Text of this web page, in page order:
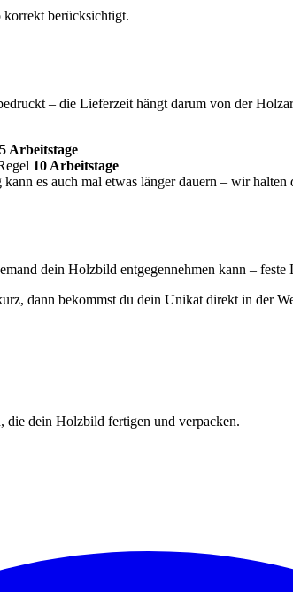
korrekt berücksichtigt.
– die Lieferzeit hängt darum von der
5 Arbeitstage
10 Arbeitstage
es auch mal etwas länger dauern – wir
dein Holzbild entgegennehmen kann –
dann bekommst du dein Unikat direkt in der
die dein Holzbild fertigen und verpacken.